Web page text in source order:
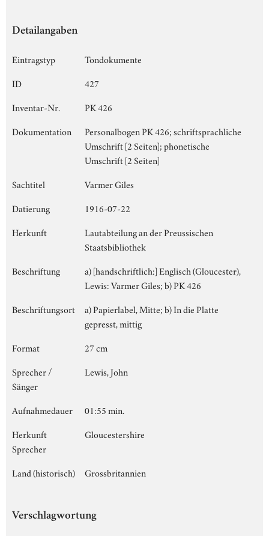
Detailangaben
Eintragstyp
Tondokumente
ID
427
Inventar-Nr.
PK 426
Dokumentation
Personalbogen PK 426; schriftsprachliche
Umschrift [2 Seiten]; phonetische
Umschrift [2 Seiten]
Sachtitel
Varmer Giles
Datierung
1916-07-22
Herkunft
Lautabteilung an der Preussischen
Staatsbibliothek
Beschriftung
a) [handschriftlich:] Englisch (Gloucester),
Lewis: Varmer Giles; b) PK 426
Beschriftungsort
a) Papierlabel, Mitte; b) In die Platte
gepresst, mittig
Format
27 cm
Sprecher /
Sänger
Lewis, John
Aufnahmedauer
01:55 min.
Herkunft
Sprecher
Gloucestershire
Land (historisch) Grossbritannien
Verschlagwortung